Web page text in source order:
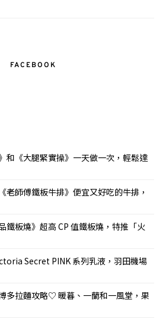
FACEBOOK
和《大腿緊實操》一天做一次，輕鬆達
老師傅鐵板牛排》便宜又好吃的牛排，
鐵板燒》超高 CP 值鐵板燒，特推「火
Secret PINK 系列乳液，羽田機場
多拉麵攻略♡ 暖暮、一蘭和一風堂，果